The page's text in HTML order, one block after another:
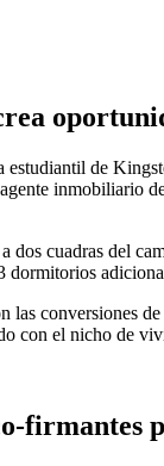
de
cuadras del
conversiones
con el nicho de
firmantes